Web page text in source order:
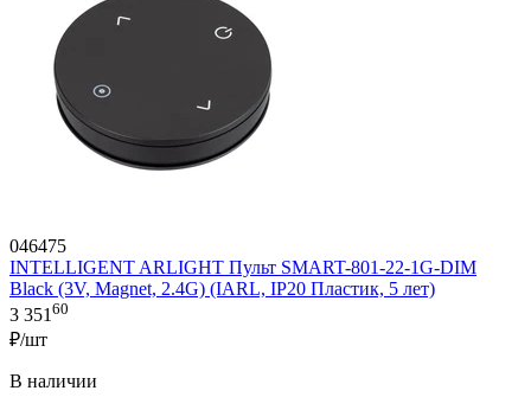
046475
INTELLIGENT ARLIGHT Пульт SMART-801-22-1G-DIM
Black (3V, Magnet, 2.4G) (IARL, IP20 Пластик, 5 лет)
3 351 60
₽/шт
В наличии